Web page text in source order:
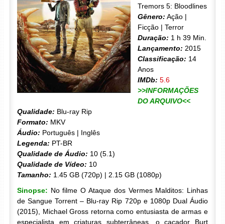
Tremors 5: Bloodlines
Gênero: Ação |
Ficção | Terror
Duração: 1 h 39 Min.
Lançamento: 2015
Classificação: 14
Anos
IMDb: 5.6
>>INFORMAÇÕES
DO ARQUIVO<<
Qualidade: Blu-ray Rip
Formato: MKV
Áudio: Português | Inglês
Legenda: PT-BR
Qualidade de Áudio: 10 (5.1)
Qualidade de Vídeo: 10
Tamanho: 1.45 GB (720p) | 2.15 GB (1080p)
Sinopse: No filme O Ataque dos Vermes Malditos: Linhas
de Sangue Torrent – Blu-ray Rip 720p e 1080p Dual Áudio
(2015), Michael Gross retorna como entusiasta de armas e
especialista em criaturas subterrâneas, o caçador Burt